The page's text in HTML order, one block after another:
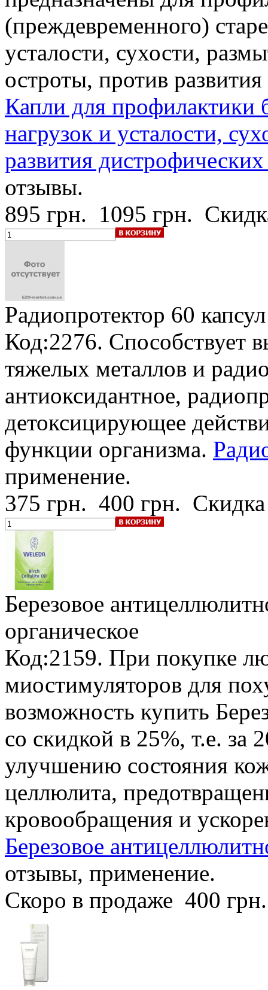
(преждевременного)
усталости, сухости,
остроты, против
Капли для профилактики
нагрузок и усталости,
развития
отзывы.
895 грн. 1095 грн.
Радиопротектор 60 капсул
Код:2276. Способствует
тяжелых металлов и
антиоксидантное,
детоксицирующее
функции организма.
применение.
375 грн. 400 грн.
Березовое
органическое
Код:2159. При покупке
миостимуляторов для
возможность купить
со скидкой в 25%, т.е. за
улучшению состояния
целлюлита,
кровообращения и
Березовое
отзывы, применение.
Скоро в продаже 400